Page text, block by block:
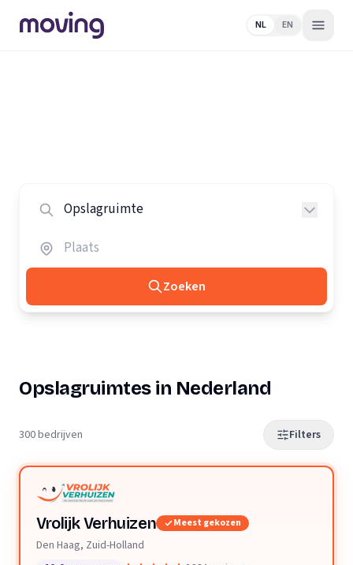
NL EN
Zoeken
Opslagruimtes in Nederland
300 bedrijven Filters
Vrolijk Verhuizen Meest gekozen
Den Haag, Zuid-Holland